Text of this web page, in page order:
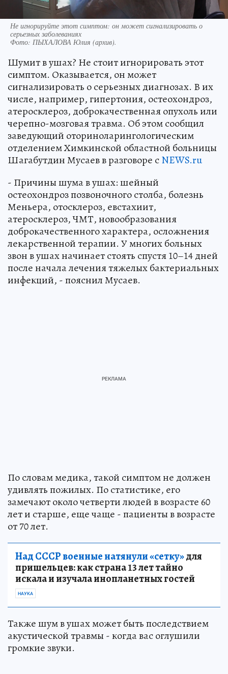
Не игнорируйте этот симптом: он может сигнализировать о
серьезных заболеваниях
Фото: ПЫХАЛОВА Юлия (архив).
Шумит в ушах? Не стоит игнорировать этот
симптом. Оказывается, он может
сигнализировать о серьезных диагнозах. В их
числе, например, гипертония, остеохондроз,
атеросклероз, доброкачественная опухоль или
черепно-мозговая травма. Об этом сообщил
заведующий оториноларингологическим
отделением Химкинской областной больницы
Шагабутдин Мусаев в разговоре сNEWS.ru
- Причины шума в ушах: шейный
остеохондроз позвоночного столба, болезнь
Меньера, отосклероз, евстахиит,
атеросклероз, ЧМТ, новообразования
доброкачественного характера, осложнения
лекарственной терапии. У многих больных
звон в ушах начинает стоять спустя 10–14 дней
после начала лечения тяжелых бактериальных
инфекций, - пояснил Мусаев.
По словам медика, такой симптом не должен
удивлять пожилых. По статистике, его
замечают около четверти людей в возрасте 60
лет и старше, еще чаще - пациенты в возрасте
от 70 лет.
Над СССР военные натянули «сетку»для
пришельцев: как страна 13 лет тайно
искала и изучала инопланетных гостей
НАУКА
Также шум в ушах может быть последствием
акустической травмы - когда вас оглушили
громкие звуки.